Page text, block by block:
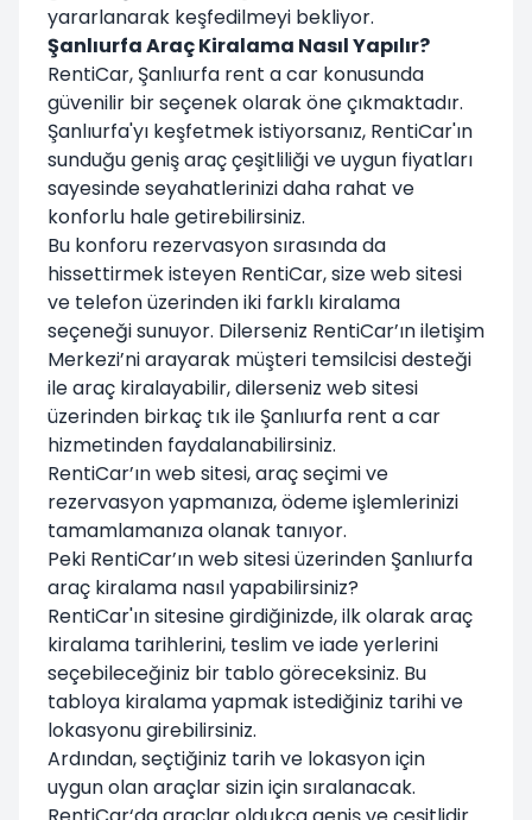
yararlanarak keşfedilmeyi bekliyor.
Şanlıurfa Araç Kiralama Nasıl Yapılır?
RentiCar, Şanlıurfa rent a car konusunda
güvenilir bir seçenek olarak öne çıkmaktadır.
Şanlıurfa'yı keşfetmek istiyorsanız, RentiCar'ın
sunduğu geniş araç çeşitliliği ve uygun fiyatları
sayesinde seyahatlerinizi daha rahat ve
konforlu hale getirebilirsiniz.
Bu konforu rezervasyon sırasında da
hissettirmek isteyen RentiCar, size web sitesi
ve telefon üzerinden iki farklı kiralama
seçeneği sunuyor. Dilerseniz RentiCar’ın iletişim
Merkezi’ni arayarak müşteri temsilcisi desteği
ile araç kiralayabilir, dilerseniz web sitesi
üzerinden birkaç tık ile Şanlıurfa rent a car
hizmetinden faydalanabilirsiniz.
RentiCar’ın web sitesi, araç seçimi ve
rezervasyon yapmanıza, ödeme işlemlerinizi
tamamlamanıza olanak tanıyor.
Peki RentiCar’ın web sitesi üzerinden Şanlıurfa
araç kiralama nasıl yapabilirsiniz?
RentiCar'ın sitesine girdiğinizde, ilk olarak araç
kiralama tarihlerini, teslim ve iade yerlerini
seçebileceğiniz bir tablo göreceksiniz. Bu
tabloya kiralama yapmak istediğiniz tarihi ve
lokasyonu girebilirsiniz.
Ardından, seçtiğiniz tarih ve lokasyon için
uygun olan araçlar sizin için sıralanacak.